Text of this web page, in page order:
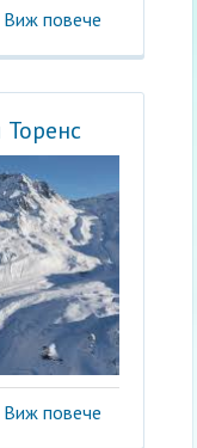
Виж повече
Виж повече